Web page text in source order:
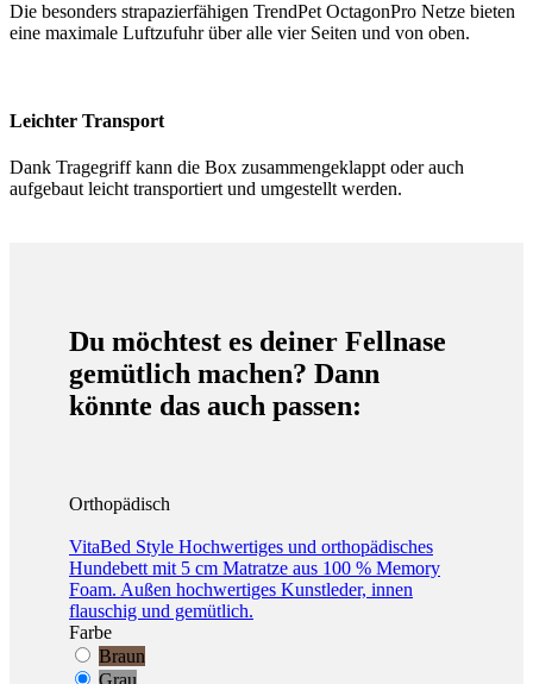
Die besonders strapazierfähigen TrendPet OctagonPro Netze bieten
eine maximale Luftzufuhr über alle vier Seiten und von oben.
Leichter Transport
Dank Tragegriff kann die Box zusammengeklappt oder auch
aufgebaut leicht transportiert und umgestellt werden.
Du möchtest es deiner Fellnase
gemütlich machen? Dann
könnte das auch passen:
Orthopädisch
VitaBed Style Hochwertiges und orthopädisches
Hundebett mit 5 cm Matratze aus 100 % Memory
Foam. Außen hochwertiges Kunstleder, innen
flauschig und gemütlich.
Farbe
Braun
Grau